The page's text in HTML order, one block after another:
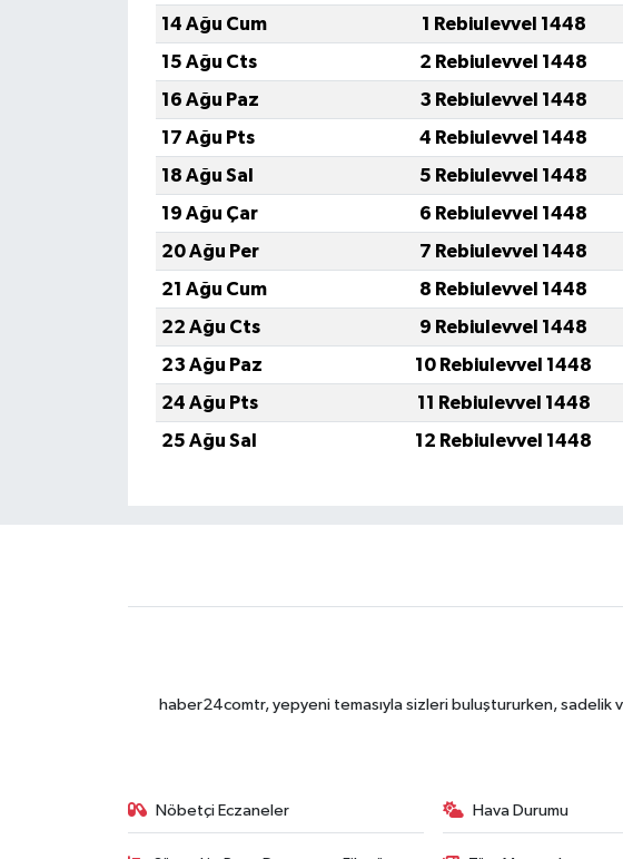
14 Ağu Cum
1 Rebiulevvel 1448
15 Ağu Cts
2 Rebiulevvel 1448
16 Ağu Paz
3 Rebiulevvel 1448
17 Ağu Pts
4 Rebiulevvel 1448
18 Ağu Sal
5 Rebiulevvel 1448
19 Ağu Çar
6 Rebiulevvel 1448
20 Ağu Per
7 Rebiulevvel 1448
21 Ağu Cum
8 Rebiulevvel 1448
22 Ağu Cts
9 Rebiulevvel 1448
23 Ağu Paz
10 Rebiulevvel 1448
24 Ağu Pts
11 Rebiulevvel 1448
25 Ağu Sal
12 Rebiulevvel 1448
haber24comtr, yepyeni temasıyla sizleri buluştururken, sadelik
Nöbetçi Eczaneler Hava Durumu